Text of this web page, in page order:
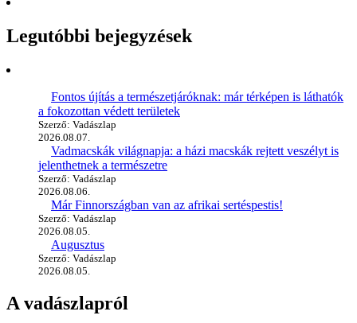
Legutóbbi bejegyzések
Fontos újítás a természetjáróknak: már térképen is láthatók
a fokozottan védett területek
Szerző: Vadászlap
2026.08.07.
Vadmacskák világnapja: a házi macskák rejtett veszélyt is
jelenthetnek a természetre
Szerző: Vadászlap
2026.08.06.
Már Finnországban van az afrikai sertéspestis!
Szerző: Vadászlap
2026.08.05.
Augusztus
Szerző: Vadászlap
2026.08.05.
A vadászlapról